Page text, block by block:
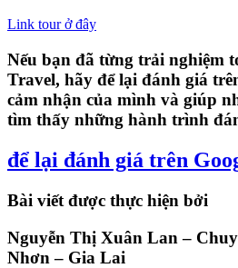
Link tour ở đây
Nếu bạn đã từng trải nghiệm
Travel, hãy để lại đánh giá
cảm nhận của mình và giúp
tìm thấy những hành trình
để lại đánh giá trên
Bài viết được thực hiện bởi
Nguyễn Thị Xuân Lan–
Nhơn – Gia Lai